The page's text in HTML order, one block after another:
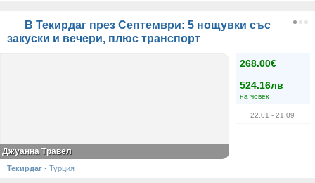
В Текирдаг през Септември: 5 нощувки със
закуски и вечери, плюс транспорт
268.00€
524.16лв
на човек
22.01 - 21.09
Джуанна Травел
Текирдаг · Турция